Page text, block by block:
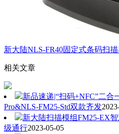
新大陆NLS-FR40固定式条码扫
相关文章
新品速递|“扫码+NFC”二合
Pro&NLS-FM25-Std双款齐发
新大陆扫描模组FM25-EX
级通行2023-05-05